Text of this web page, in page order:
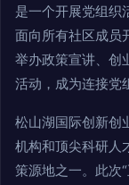
是一个开展党组织
面向所有社区成员
举办政策宣讲、创
活动，成为连接党
松山湖国际创新创
机构和顶尖科研人
策源地之一。此次